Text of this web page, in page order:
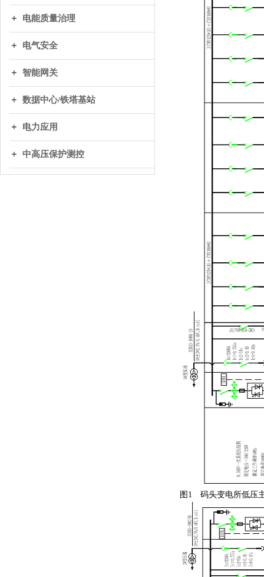
电能质量治理
电气安全
智能网关
数据中心/铁塔基站
电力应用
中高压保护测控
图1 码头变电所低压